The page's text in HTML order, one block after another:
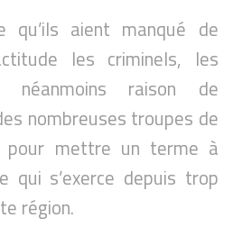
qu’ils aient manqué de
les criminels, les
néanmoins raison de
nombreuses troupes de
pour mettre un terme à
qui s’exerce depuis trop
région.